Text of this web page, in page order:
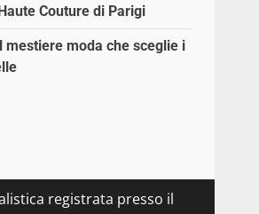
Couture di Parigi
mestiere moda che sceglie i
registrata presso il